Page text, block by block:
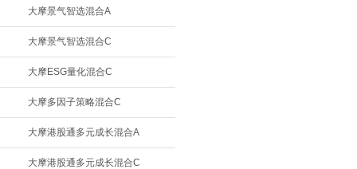
大摩景气智选混合A
大摩景气智选混合C
大摩ESG量化混合C
大摩多因子策略混合C
大摩港股通多元成长混合A
大摩港股通多元成长混合C